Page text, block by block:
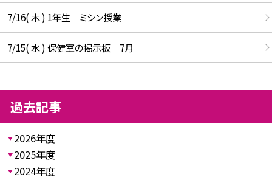
7/16( 木 ) 1年生 ミシン授業
7/15( 水 ) 保健室の掲示板 7月
過去記事
2026年度
2025年度
2024年度